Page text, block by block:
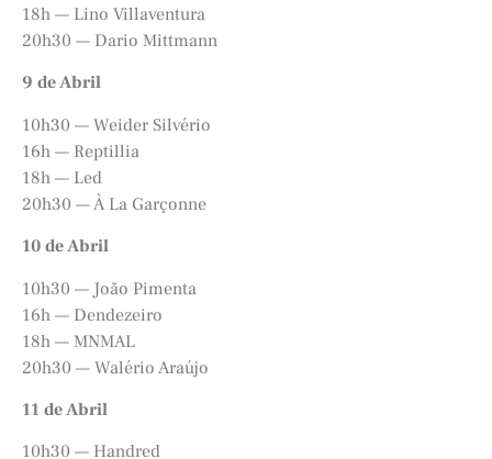
18h — Lino Villaventura
20h30 — Dario Mittmann
9 de Abril
10h30 — Weider Silvério
16h — Reptillia
18h — Led
20h30 — À La Garçonne
10 de Abril
10h30 — João Pimenta
16h — Dendezeiro
18h — MNMAL
20h30 — Walério Araújo
11 de Abril
10h30 — Handred